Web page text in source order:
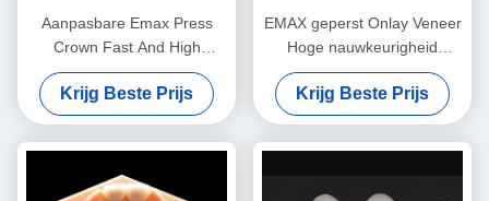
Aanpasbare Emax Press
Crown Fast And High
Esthetics Tandheelkundige
Inlay Onlay
Krijg Beste Prijs
EMAX geperst Onlay Veneer
Hoge nauwkeurigheid
Tandheelkundige veneer
Uitstekende pasvorm
Krijg Beste Prijs